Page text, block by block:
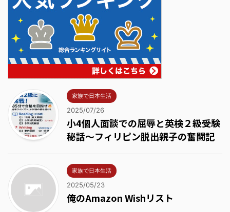
家族で日本生活
2025/07/26
小4個人面談での屈辱と英検２級受験
秘話～フィリピン脱出親子の奮闘記
家族で日本生活
2025/05/23
俺のAmazon Wishリスト